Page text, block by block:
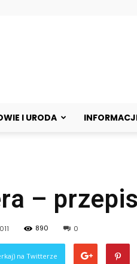
I URODA
– przepis
890 0
na Twitterze